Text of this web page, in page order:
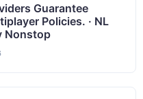
Guarantee
Policies. · NL
Nonstop